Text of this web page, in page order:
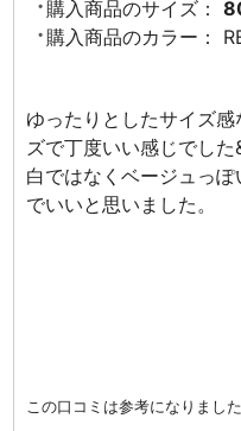
購入商品のサイズ：
購入商品のカラー：
ゆったりとしたサイズ
ズで丁度いい感じでし
白ではなくベージュっ
でいいと思いました。
この口コミは参考になりまし